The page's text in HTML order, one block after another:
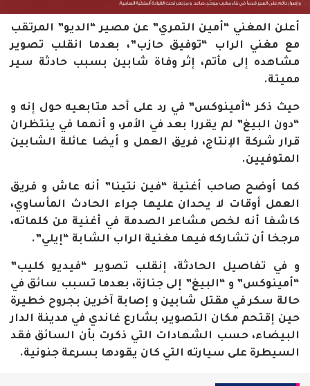
أعلن المغني “أمين التمري” عن مصير “الديو” المرتقب
مع مغني الراب “توفيق حازب”، بعدما انقلب تصوير
مشاهده إلى مأتم، إثر وفاة شابين بسبب حادثة سير
مميتة.
حيث ذكر “أمينوكس” في رد على أحد متابعيه حول إنه و
“دون البيغ” لم يقررا بعد في الأمر، و أنهما في ينتظران
قرار شركة الإنتاج، فريق العمل و أيضا عائلة الشابين
المتوفيين.
كما أوضح صاحب أغنية “فين نتينا” أنه عاش و فريق
العمل أوقات لا يحدان عليها جراء الحادث المأساوي،
كاشفا أنه لخص مشاعر الصدمة في أغنية من كلماته،
مرجخا أن تشاركه فيها مغنية الراب الشابة “إيلي”.
و في تفاصيل الحادثة، إنقلب تصوير “فيديو كليب”
“أمينوكس” و “البيغ” إلى جنازة، بعدما تسبب سائق في
حالة سكر في مقتل شابين و إصابة آخرين بجروح خطيرة
حين إقتحم مكان التصوير، بشارع غاندي في مدينة الدار
البيضاء، حسب الشهادات التي ذكرت بأن السائق فقد
السيطرة على سيارته التي كان يقودها بسرعة جنونية.